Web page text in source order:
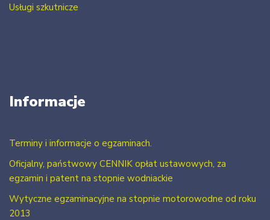
Usługi szkutnicze
Informacje
Terminy i informacje o egzaminach.
Oficjalny, państwowy CENNIK opłat ustawowych, za
egzamin i patent na stopnie wodniackie
Wytyczne egzaminacyjne na stopnie motorowodne od roku
2013